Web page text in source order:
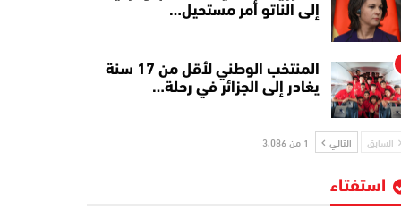
إلى الناتو أمر مستحيل…
المنتخب الوطني لأقل من 17 سنة
يغادر إلى الجزائر في رحلة…
السابق التالي 1 من 3٬086
استفتاء